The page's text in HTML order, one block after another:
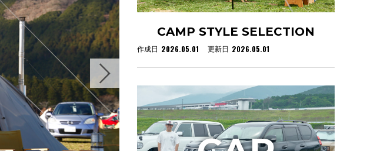
CAMP STYLE SELECTION
作成日 2026.05.01 更新日 2026.05.01